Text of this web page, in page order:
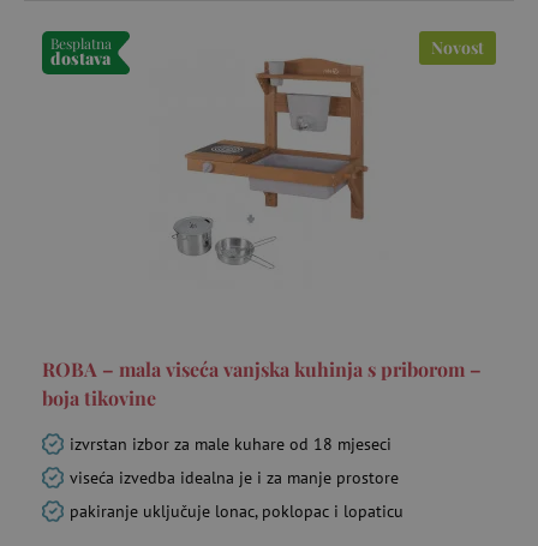
Besplatna
dostava Novost
ROBA – mala viseća vanjska kuhinja s priborom –
boja tikovine
izvrstan izbor za male kuhare od 18 mjeseci
viseća izvedba idealna je i za manje prostore
pakiranje uključuje lonac, poklopac i lopaticu